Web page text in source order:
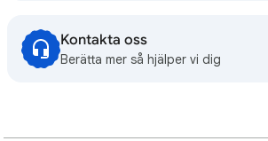
Kontakta oss
Berätta mer så hjälper vi dig